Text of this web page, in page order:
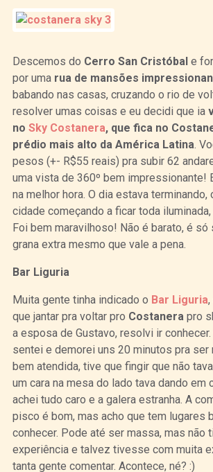
Descemos do Cerro San Cristóbale
por uma rua de mansões
babando nas casas, cruzando o rio de
resolver umas coisas e eu decidi que ia
no Sky Costanera, que fica no
prédio mais alto da América Latina.
pesos (+- R$55 reais) pra subir 62
uma vista de 360º bem impressionante!
na melhor hora. O dia estava
cidade começando a ficar toda
Foi bem maravilhoso! Não é barato, é só
grana extra mesmo que vale a pena.
Bar Liguria
Muita gente tinha indicado o Bar Liguria
que jantar pra voltar pro Costanerapro
a esposa de Gustavo, resolvi ir
sentei e demorei uns 20 minutos pra ser
bem atendida, tive que fingir que não
um cara na mesa do lado tava dando em
achei tudo caro e a galera estranha. A
pisco é bom, mas acho que tem lugares
conhecer. Pode até ser massa, mas não
experiência e talvez tivesse com muita
tanta gente comentar. Acontece, né? :)